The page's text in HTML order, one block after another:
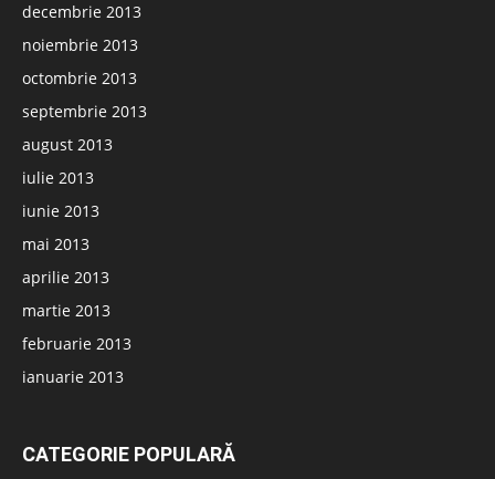
decembrie 2013
noiembrie 2013
octombrie 2013
septembrie 2013
august 2013
iulie 2013
iunie 2013
mai 2013
aprilie 2013
martie 2013
februarie 2013
ianuarie 2013
CATEGORIE POPULARĂ